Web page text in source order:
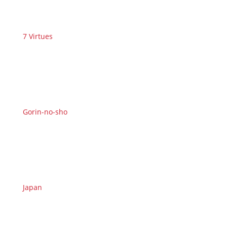
7 Virtues
Gorin-no-sho
Japan